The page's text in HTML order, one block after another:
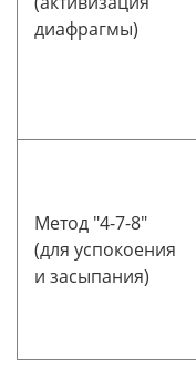
диафрагмы)
Метод "4-7-8"
(для успокоения
и засыпания)